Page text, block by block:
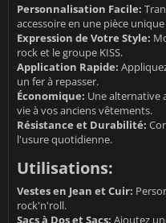
Personnalisation Facile:
accessoire en une pièce
Expression de Votre Style:
rock et le groupe KISS.
Application Rapide:
un fer à repasser.
Économique: Une alternative
vie à vos anciens vêtements.
Résistance et Durabilité:
l'usure quotidienne.
Utilisations:
Vestes en Jean et Cuir:
rock'n'roll.
Sacs à Dos et Sacs: Ajoutez